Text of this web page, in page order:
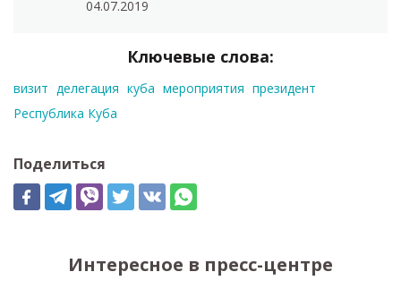
04.07.2019
Ключевые слова:
визит делегация куба мероприятия президент
Республика Куба
Поделиться
Интересное в пресс-центре